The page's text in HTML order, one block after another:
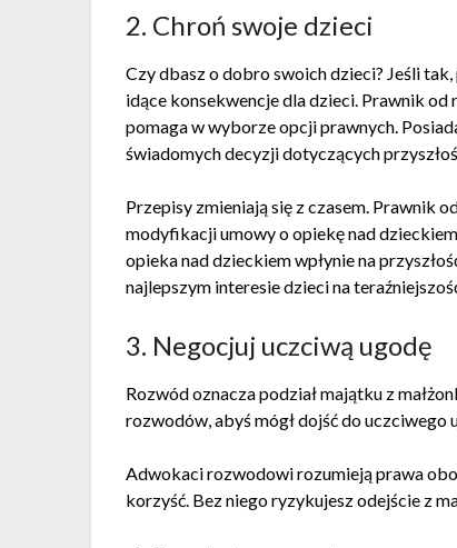
2. Chroń swoje dzieci
Czy dbasz o dobro swoich dzieci? Jeśli
idące konsekwencje dla dzieci. Prawnik
pomaga w wyborze opcji prawnych.
świadomych decyzji dotyczących
Przepisy zmieniają się z czasem. Prawnik
modyfikacji umowy o opiekę nad
opieka nad dzieckiem wpłynie na
najlepszym interesie dzieci na
3. Negocjuj uczciwą ugodę
Rozwód oznacza podział majątku z
rozwodów, abyś mógł dojść do uczciwego
Adwokaci rozwodowi rozumieją prawa
korzyść. Bez niego ryzykujesz odejście z